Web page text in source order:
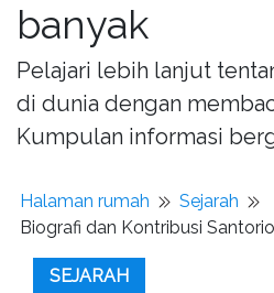
banyak
Pelajari lebih lanjut
di dunia dengan
Kumpulan informasi
Halaman rumah
Sejarah
Biografi dan Kontribusi
SEJARAH